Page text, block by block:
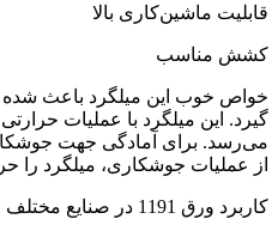
قابلیت ماشین‌کاری بالا
کشش مناسب
خواص خوب این میلگرد باعث شده
گیرد. این میلگرد با عملیات
از عملیات جوشکاری، میلگرد را
کاربرد ورق 1191 در صنایع مختلف